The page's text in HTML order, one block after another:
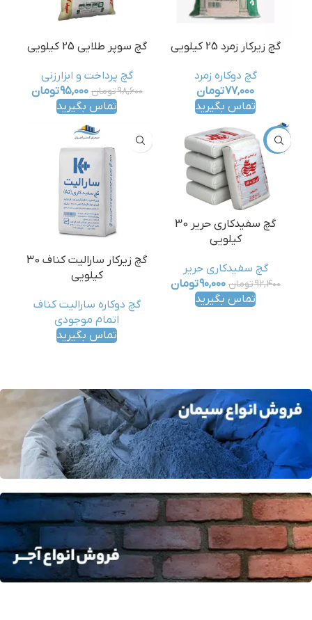
گچ زیرکار زمرد 25 کیلویی
گچ دوکاره زمرد
۷۷,۰۰۰تومان
تماس بگیرید
گچ سوپر طلایی 25 کیلویی
گچ پرداخت و ابزارزنی
۹۸,۶۰۰تومان ۹۵,۰۰۰تومان
تماس بگیرید
-3%
گچ سفیدکاری حریر 30
کیلویی
گچ سفیدکاری حریر
۹۲,۴۰۰تومان ۹۰,۰۰۰تومان
تماس بگیرید
گچ زیرکار سارالیت کناف 30
کیلویی
گچ دوکاره سارالیت کناف
اتمام موجودی
تماس بگیرید